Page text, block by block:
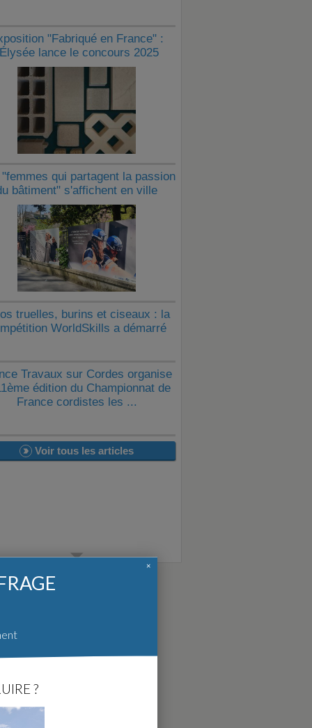
"Fabriqué en France" :
lance le concours 2025
qui partagent la passion
bâtiment" s'affichent en ville
truelles, burins et ciseaux : la
WorldSkills a démarré
Travaux sur Cordes organise
édition du Championnat de
France cordistes les ...
Voir tous les articles
?
×